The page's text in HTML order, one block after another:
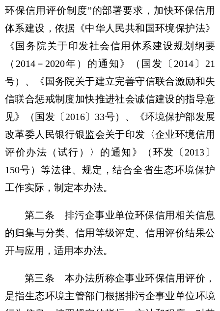
环保信用评价制度”的部署要求，加快环保信用
体系建设，依据《中华人民共和国环境保护法》
《国务院关于印发社会信用体系建设规划纲要
（2014－2020年）的通知》（国发〔2014〕21
号）、《国务院关于建立完善守信联合激励和失
信联合惩戒制度加快推进社会诚信建设的指导意
见》（国发〔2016〕33号）、《环境保护部发展
改革委人民银行银监会关于印发〈企业环境信用
评价办法（试行）〉的通知》（环发〔2013〕
150号）等法律、规定，结合全省生态环境保护
工作实际，制定本办法。
第二条 排污企事业单位环保信用相关信息
的归集与分类、信用等级评定、信用评价结果公
开与应用，适用本办法。
第三条 本办法所称企事业环保信用评价，
是指生态环境主管部门根据排污企事业单位环境